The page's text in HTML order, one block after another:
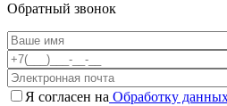
Обратный звонок
Я согласен на Обработку